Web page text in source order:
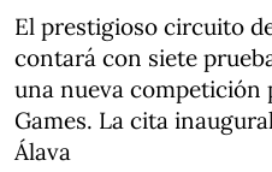
El prestigioso circuito
contará con siete
una nueva competición
Games. La cita
Álava